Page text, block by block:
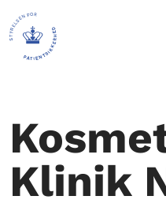
Klinik